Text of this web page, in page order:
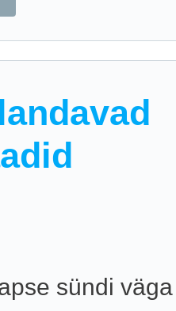
sündi